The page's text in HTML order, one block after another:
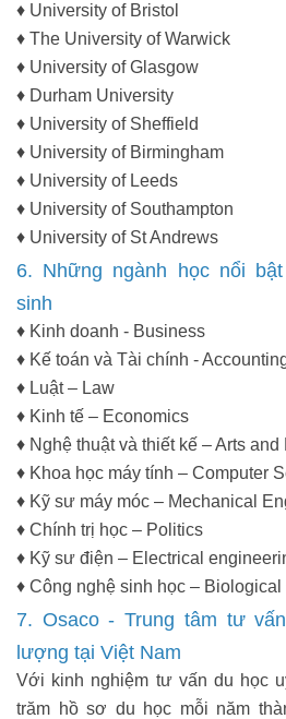
♦ University of Bristol
♦ The University of Warwick
♦ University of Glasgow
♦ Durham University
♦ University of Sheffield
♦ University of Birmingham
♦ University of Leeds
♦ University of Southampton
♦ University of St Andrews
6. Những ngành học nổi
sinh
♦ Kinh doanh - Business
♦ Kế toán và Tài chính -
♦ Luật – Law
♦ Kinh tế – Economics
♦ Nghệ thuật và thiết kế – Arts and
♦ Khoa học máy tính – Computer
♦ Kỹ sư máy móc – Mechanical
♦ Chính trị học – Politics
♦ Kỹ sư điện – Electrical
♦ Công nghệ sinh học – Biological
7. Osaco - Trung tâm tư
lượng tại Việt Nam
Với kinh nghiệm tư vấn du học
trăm hồ sơ du học mỗi năm